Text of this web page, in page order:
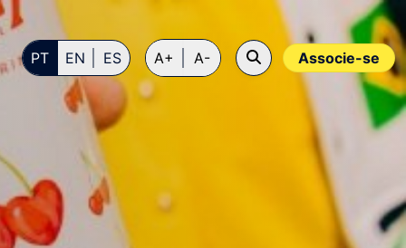
Associe-se
PT EN ES A+ A-